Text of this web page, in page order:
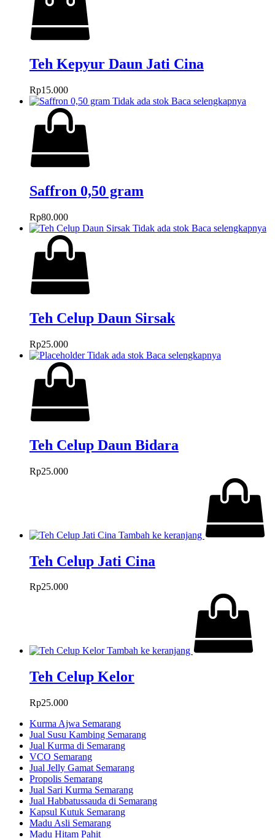
Teh Kepyur Daun Jati Cina
Rp15.000
Tidak ada stok Baca selengkapnya
Saffron 0,50 gram
Rp80.000
Tidak ada stok Baca selengkapnya
Teh Celup Daun Sirsak
Rp25.000
Tidak ada stok Baca selengkapnya
Teh Celup Daun Bidara
Rp25.000
Tambah ke keranjang
Teh Celup Jati Cina
Rp25.000
Tambah ke keranjang
Teh Celup Kelor
Rp25.000
Kurma Ajwa Semarang
Jual Susu Kambing Semarang
Jual Kurma di Semarang
VCO Semarang
Jual Jelly Gamat Semarang
Propolis Semarang
Jual Sari Kurma Semarang
Jual Habbatussauda di Semarang
Kapsul Kutuk Semarang
Madu Asli Semarang
Madu Hitam Pahit